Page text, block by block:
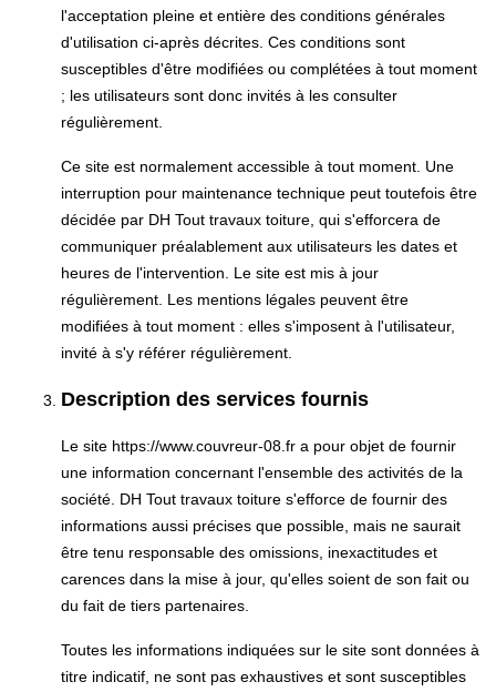
l'acceptation pleine et entière des conditions générales
d'utilisation ci-après décrites. Ces conditions sont
susceptibles d'être modifiées ou complétées à tout moment
; les utilisateurs sont donc invités à les consulter
régulièrement.
Ce site est normalement accessible à tout moment. Une
interruption pour maintenance technique peut toutefois être
décidée par DH Tout travaux toiture, qui s'efforcera de
communiquer préalablement aux utilisateurs les dates et
heures de l'intervention. Le site est mis à jour
régulièrement. Les mentions légales peuvent être
modifiées à tout moment : elles s'imposent à l'utilisateur,
invité à s'y référer régulièrement.
Description des services fournis
Le site https://www.couvreur-08.fr a pour objet de fournir
une information concernant l'ensemble des activités de la
société. DH Tout travaux toiture s'efforce de fournir des
informations aussi précises que possible, mais ne saurait
être tenu responsable des omissions, inexactitudes et
carences dans la mise à jour, qu'elles soient de son fait ou
du fait de tiers partenaires.
Toutes les informations indiquées sur le site sont données à
titre indicatif, ne sont pas exhaustives et sont susceptibles